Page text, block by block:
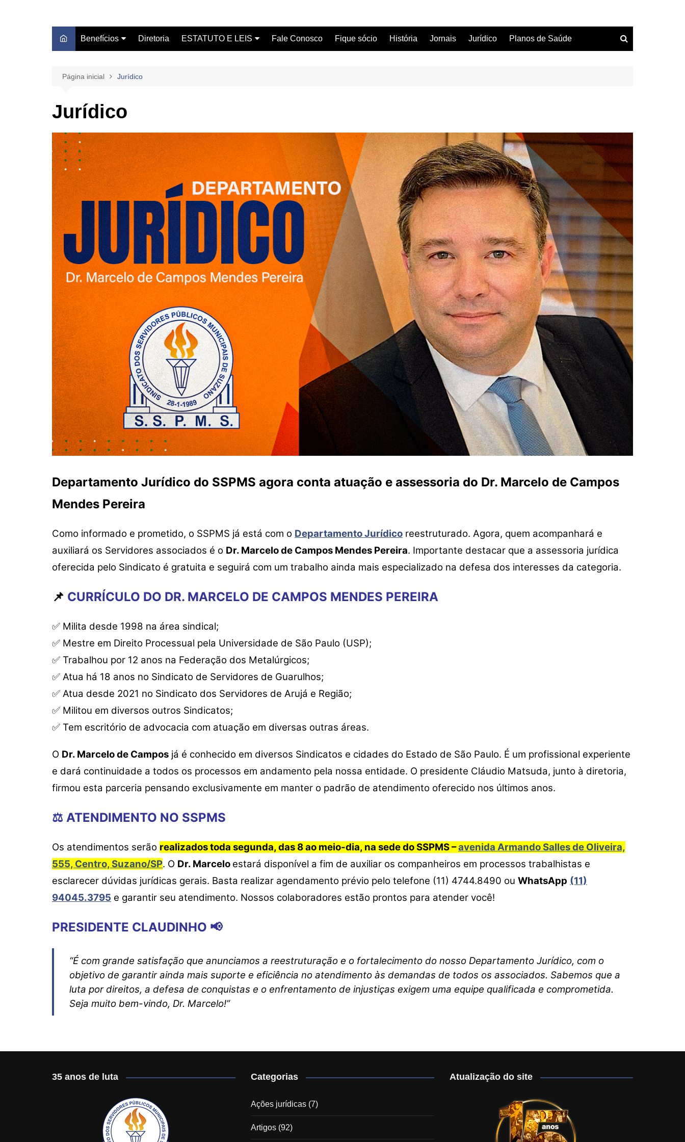
Benefícios
Blue Beach Thermas Park
Centro Médico Clube DS
Unifacvest
Consignado – Sicredi
Dentista do Sindicato
Farmácia de Manipulação
GBOEX – Previdência e
Seguros
Instituto Catch
Jurídico
Mafisa Turismo
Mogidonto
New Saúde Leader
Óticas Carol
Planos de Saúde
Seguro de Vida
Diretoria ESTATUTO E LEIS Fale Conosco Fique sócio História Jornais Jurídico Planos de Saúde
Página inicial Jurídico
Jurídico
Departamento Jurídico do SSPMS agora conta atuação e assessoria do Dr. Marcelo de Campos
Mendes Pereira
Como informado e prometido, o SSPMS já está com o Departamento Jurídico reestruturado. Agora, quem acompanhará e
auxiliará os Servidores associados é o Dr. Marcelo de Campos Mendes Pereira. Importante destacar que a assessoria jurídica
oferecida pelo Sindicato é gratuita e seguirá com um trabalho ainda mais especializado na defesa dos interesses da categoria.
📌 CURRÍCULO DO DR. MARCELO DE CAMPOS MENDES PEREIRA
✅ Milita desde 1998 na área sindical;
✅ Mestre em Direito Processual pela Universidade de São Paulo (USP);
✅ Trabalhou por 12 anos na Federação dos Metalúrgicos;
✅ Atua há 18 anos no Sindicato de Servidores de Guarulhos;
✅ Atua desde 2021 no Sindicato dos Servidores de Arujá e Região;
✅ Militou em diversos outros Sindicatos;
✅ Tem escritório de advocacia com atuação em diversas outras áreas.
O Dr. Marcelo de Campos já é conhecido em diversos Sindicatos e cidades do Estado de São Paulo. É um profissional experiente
e dará continuidade a todos os processos em andamento pela nossa entidade. O presidente Cláudio Matsuda, junto à diretoria,
firmou esta parceria pensando exclusivamente em manter o padrão de atendimento oferecido nos últimos anos.
⚖️ ATENDIMENTO NO SSPMS
Os atendimentos serão realizados toda segunda, das 8 ao meio-dia, na sede do SSPMS –avenida Armando Salles de Oliveira,
555, Centro, Suzano/SP. O Dr. Marcelo estará disponível a fim de auxiliar os companheiros em processos trabalhistas e
esclarecer dúvidas jurídicas gerais. Basta realizar agendamento prévio pelo telefone (11) 4744.8490 ou WhatsApp (11)
94045.3795 e garantir seu atendimento. Nossos colaboradores estão prontos para atender você!
PRESIDENTE CLAUDINHO 📢
“É com grande satisfação que anunciamos a reestruturação e o fortalecimento do nosso Departamento Jurídico, com o
objetivo de garantir ainda mais suporte e eficiência no atendimento às demandas de todos os associados. Sabemos que a
luta por direitos, a defesa de conquistas e o enfrentamento de injustiças exigem uma equipe qualificada e comprometida.
Seja muito bem-vindo, Dr. Marcelo!”
35 anos de luta Categorias
Ações jurídicas (7)
Artigos (92)
Atualização do site